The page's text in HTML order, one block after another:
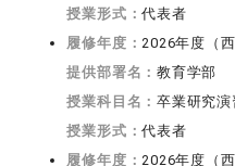
授業形式：代表者
履修年度： 2026年度（西
提供部署名：教育学部
授業科目名：卒業研究演
授業形式：代表者
履修年度： 2026年度（西